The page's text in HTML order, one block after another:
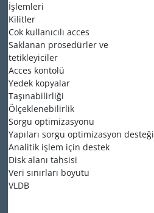
İşlemleri
Kilitler
Cok kullanıcılı acces
Saklanan prosedürler ve
tetikleyiciler
Acces kontolü
Yedek kopyalar
Taşınabilirliği
Ölçeklenebilirlik
Sorgu optimizasyonu
Yapıları sorgu optimizasyon desteği
Analitik işlem için destek
Disk alanı tahsisi
Veri sınırları boyutu
VLDB